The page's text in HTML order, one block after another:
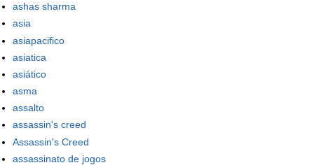
ashas sharma
asia
asiapacifico
asiatica
asiático
asma
assalto
assassin's creed
Assassin's Creed
assassinato de jogos